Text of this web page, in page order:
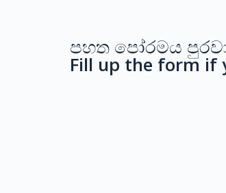
පහත පෝරමය
Fill up the form if